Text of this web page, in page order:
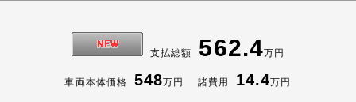
支払総額 562.4万円
車両本体価格 548万円 諸費用 14.4万円